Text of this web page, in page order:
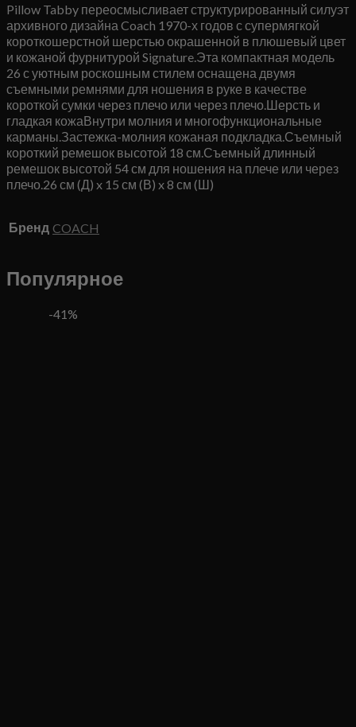
Pillow Tabby переосмысливает структурированный силуэт
архивного дизайна Coach 1970-х годов с супермягкой
короткошерстной шерстью окрашенной в плюшевый цвет
и кожаной фурнитурой Signature.Эта компактная модель
26 с уютным роскошным стилем оснащена двумя
съемными ремнями для ношения в руке в качестве
короткой сумки через плечо или через плечо.Шерсть и
гладкая кожаВнутри молния и многофункциональные
карманы.Застежка-молния кожаная подкладка.Съемный
короткий ремешок высотой 18 см.Съемный длинный
ремешок высотой 54 см для ношения на плече или через
плечо.26 см (Д) x 15 см (В) x 8 см (Ш)
Бренд COACH
Популярное
-41%